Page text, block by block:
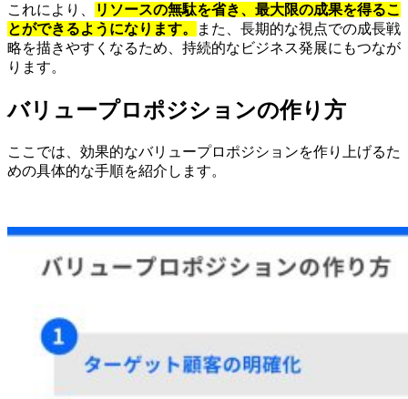
これにより、
リソースの無駄を省き、最大限の成果を得るこ
とができるようになります。
また、長期的な視点での成長戦
略を描きやすくなるため、持続的なビジネス発展にもつなが
ります。
バリュープロポジションの作り方
ここでは、効果的なバリュープロポジションを作り上げるた
めの具体的な手順を紹介します。